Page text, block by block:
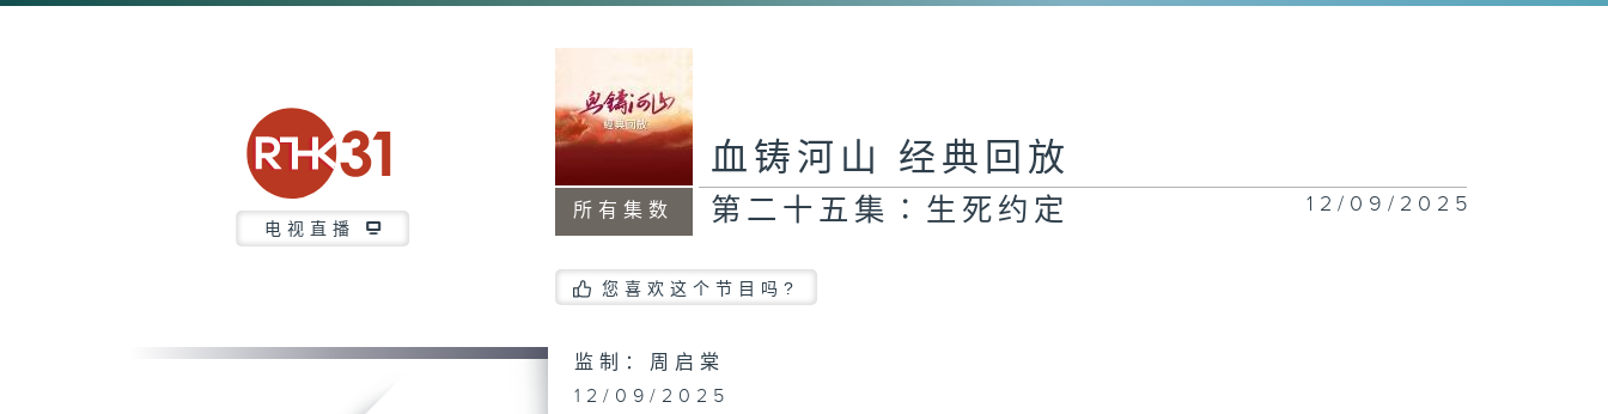
日
第四十四集∶新的
远征
电视直播
所有集数
血铸河山 经典回放
第二十五集∶生死约定 12/09/2025
您喜欢这个节目吗?
监制：周启棠
12/09/2025